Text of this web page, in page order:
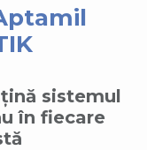
sistemul
în fiecare